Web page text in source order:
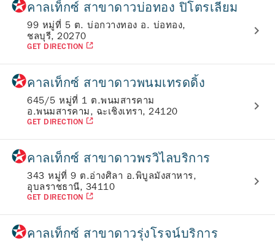
คาลเท็กซ์ สาขาดาวบ่อทอง ปิโตรเลียม
99 หมู่ที่ 5 ต. บ่อกวางทอง อ. บ่อทอง,
ชลบุรี, 20270
GET DIRECTION
คาลเท็กซ์ สาขาดาวพนมเทรดดิ้ง
645/5 หมู่ที่ 1 ต.พนมสารคาม
อ.พนมสารคาม, ฉะเชิงเทรา, 24120
GET DIRECTION
คาลเท็กซ์ สาขาดาวพรวิไลบริการ
343 หมู่ที่ 9 ต.อ่างศิลา อ.พิบูลมังสาหาร,
อุบลราชธานี, 34110
GET DIRECTION
คาลเท็กซ์ สาขาดาวรุ่งโรจน์บริการ